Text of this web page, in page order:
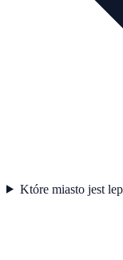
Które miasto jest